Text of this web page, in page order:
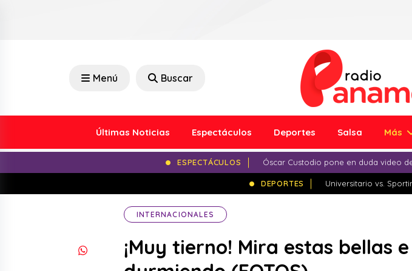
Menú Buscar
Últimas Noticias Espectáculos Deportes Salsa Más
ESPECTÁCULOS Óscar Custodio pone en duda video
DEPORTES Universitario vs.
INTERNACIONALES
¡Muy tierno! Mira estas bellas